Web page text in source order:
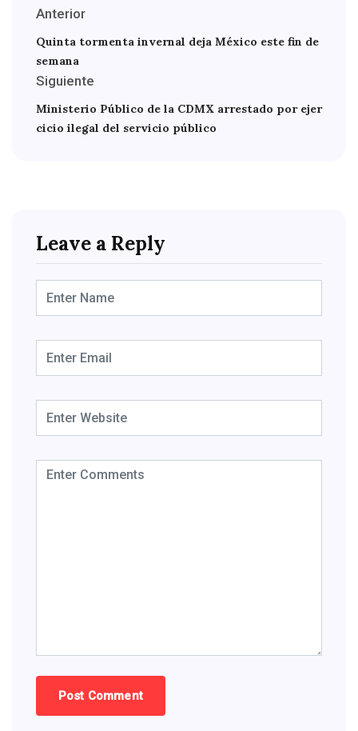
Anterior
Quinta tormenta invernal deja México este fin de
semana
Siguiente
Ministerio Público de la CDMX arrestado por ejer
cicio ilegal del servicio público
Leave a Reply